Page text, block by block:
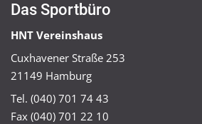
Das Sportbüro
HNT Vereinshaus
Cuxhavener Straße 253
21149 Hamburg
Tel. (040) 701 74 43
Fax (040) 701 22 10